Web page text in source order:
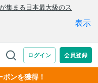
ンを獲得！